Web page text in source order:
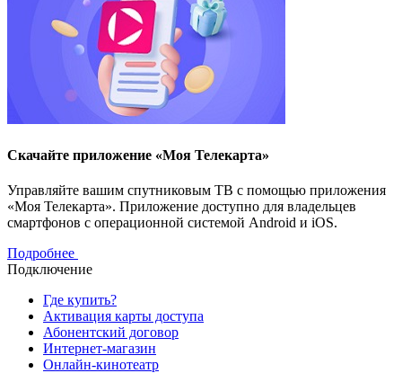
Скачайте приложение «Моя Телекарта»
Управляйте вашим спутниковым ТВ с помощью приложения
«Моя Телекарта». Приложение доступно для владельцев
смартфонов с операционной системой Android и iOS.
Подробнее
Подключение
Где купить?
Активация карты доступа
Абонентский договор
Интернет-магазин
Онлайн-кинотеатр